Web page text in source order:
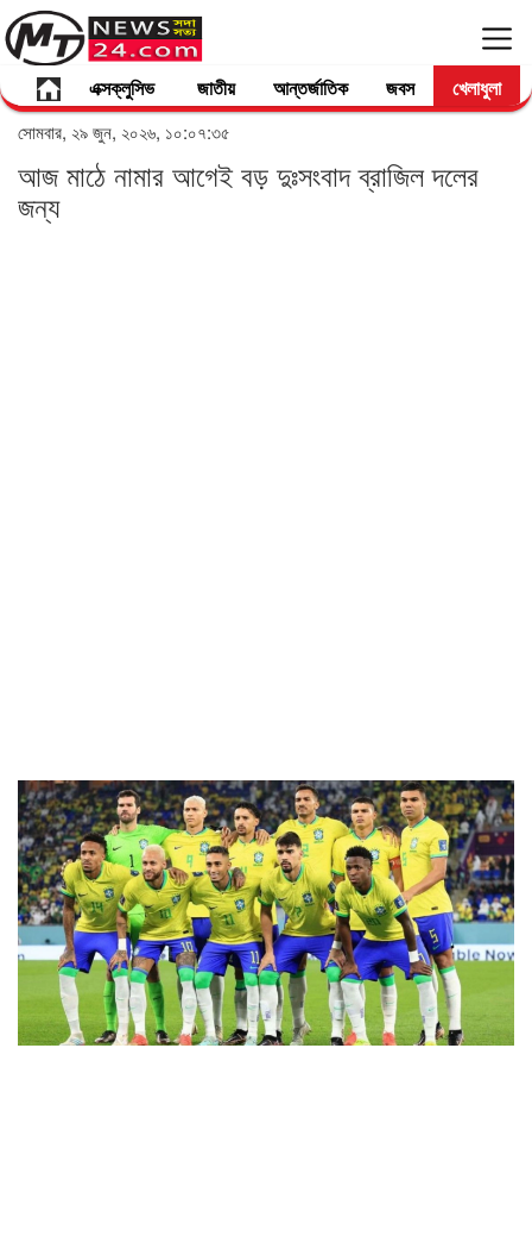
এক্সক্লুসিভ জাতীয় আন্তর্জাতিক জবস খেলাধুলা
সোমবার, ২৯ জুন, ২০২৬, ১০:০৭:৩৫
আজ মাঠে নামার আগেই বড় দুঃসংবাদ ব্রাজিল দলের
জন্য